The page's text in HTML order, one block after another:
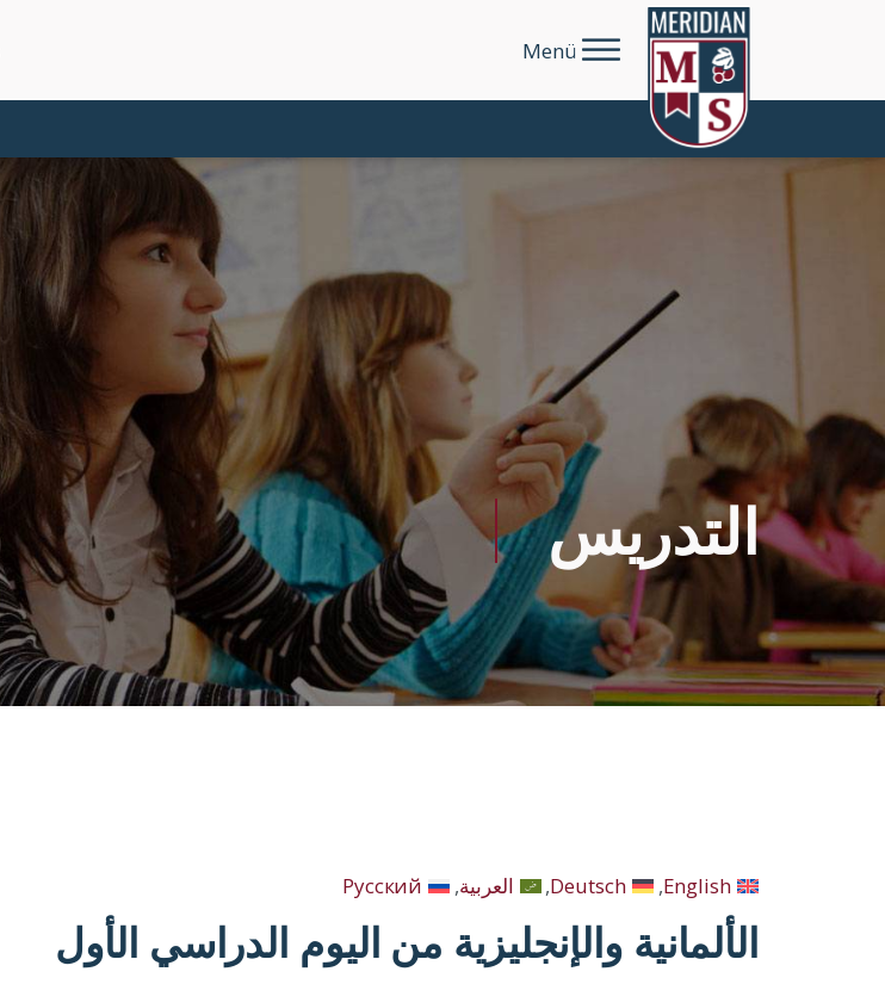
Menü
التدريس
English
Deutsch العربية Русский
الألمانية والإنجليزية من اليوم الدراسي الأول